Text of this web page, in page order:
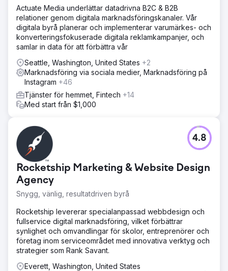
Actuate Media underlättar datadrivna B2C & B2B
relationer genom digitala marknadsföringskanaler. Vår
digitala byrå planerar och implementerar varumärkes- och
konverteringsfokuserade digitala reklamkampanjer, och
samlar in data för att förbättra vår
Seattle, Washington, United States +2
Marknadsföring via sociala medier, Marknadsföring på
Instagram +46
Tjänster för hemmet, Fintech +14
Med start från $1,000
Rocketship Marketing & Website Design
Agency
Snygg, vänlig, resultatdriven byrå
4.8
Rocketship levererar specialanpassad webbdesign och
fullservice digital marknadsföring, vilket förbättrar
synlighet och omvandlingar för skolor, entreprenörer och
företag inom serviceområdet med innovativa verktyg och
strategier som Rank Savant.
Everett, Washington, United States